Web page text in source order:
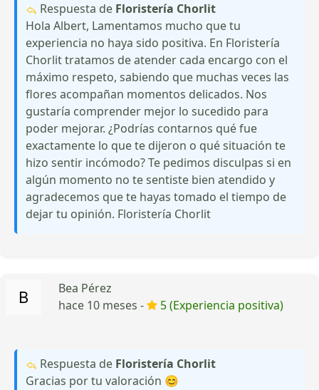
Respuesta de Floristería Chorlit
Hola Albert, Lamentamos mucho que tu
experiencia no haya sido positiva. En Floristería
Chorlit tratamos de atender cada encargo con el
máximo respeto, sabiendo que muchas veces las
flores acompañan momentos delicados. Nos
gustaría comprender mejor lo sucedido para
poder mejorar. ¿Podrías contarnos qué fue
exactamente lo que te dijeron o qué situación te
hizo sentir incómodo? Te pedimos disculpas si en
algún momento no te sentiste bien atendido y
agradecemos que te hayas tomado el tiempo de
dejar tu opinión. Floristería Chorlit
Bea Pérez
hace 10 meses -
5 (Experiencia positiva)
Respuesta de Floristería Chorlit
Gracias por tu valoración 😊